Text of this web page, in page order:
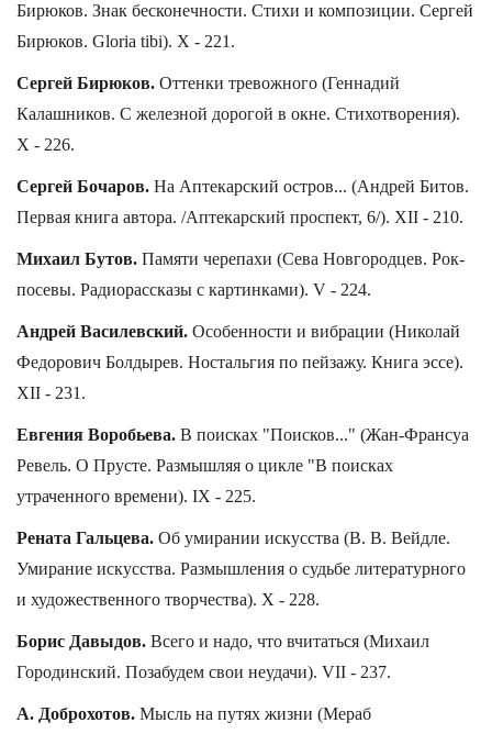
Бирюков. Знак бесконечности. Стихи и композиции. Сергей
Бирюков. Gloria tibi). X - 221.
Сергей Бирюков. Оттенки тревожного (Геннадий
Калашников. С железной дорогой в окне. Стихотворения).
X - 226.
Сергей Бочаров. На Аптекарский остров... (Андрей Битов.
Первая книга автора. /Аптекарский проспект, 6/). XII - 210.
Михаил Бутов. Памяти черепахи (Сева Новгородцев. Рок-
посевы. Радиорассказы с картинками). V - 224.
Андрей Василевский. Особенности и вибрации (Николай
Федорович Болдырев. Ностальгия по пейзажу. Книга эссе).
XII - 231.
Евгения Воробьева. В поисках "Поисков..." (Жан-Франсуа
Ревель. О Прусте. Размышляя о цикле "В поисках
утраченного времени). IX - 225.
Рената Гальцева. Об умирании искусства (В. В. Вейдле.
Умирание искусства. Размышления о судьбе литературного
и художественного творчества). X - 228.
Борис Давыдов. Всего и надо, что вчитаться (Михаил
Городинский. Позабудем свои неудачи). VII - 237.
А. Доброхотов. Мысль на путях жизни (Мераб